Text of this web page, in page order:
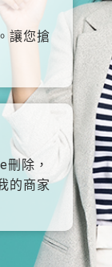
讓您搶
刪除，
的商家